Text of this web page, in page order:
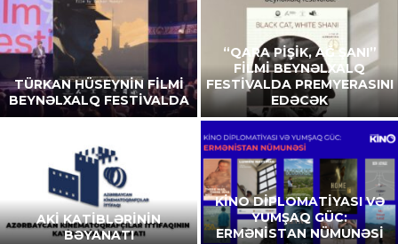
TÜRKAN HÜSEYNİN FİLMİ
BEYNƏLXALQ FESTİVALDA
“QARA PİŞİK, AĞ ŞANI”
FİLMİ BEYNƏLXALQ
FESTİVALDA PREMYERASINI
EDƏCƏK
AKİ KATİBLƏRİNİN
BƏYANATI
KİNO DİPLOMATİYASI VƏ
YUMŞAQ GÜC:
ERMƏNİSTAN NÜMUNƏSİ